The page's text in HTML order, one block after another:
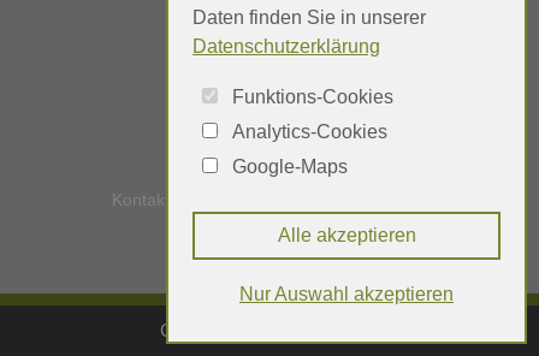
Kontakt
Daten finden Sie in unserer
Datenschutzerklärung
Funktions-Cookies
Analytics-Cookies
Google-Maps
Alle akzeptieren
Nur Auswahl akzeptieren
Cookie-Einstellungen öffnen